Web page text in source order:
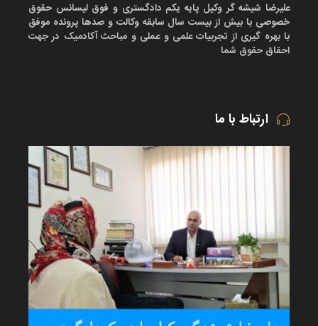
علیرضا شیشه گر وکیل پایه یکم دادگستری و فوق لیسانس حقوق
خصوصی با بیش از بیست سال سابقه وکالت و صدها پرونده موفق
با بهره گیری از تجربیات علمی و عملی و مباحث آکادمیک در جهت
احقاق حقوق شما
ارتباط با ما